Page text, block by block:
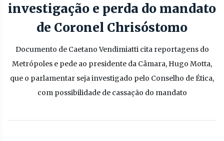
investigação e perda do mandato
de Coronel Chrisóstomo
Documento de Caetano Vendimiatti cita reportagens do
Metrópoles e pede ao presidente da Câmara, Hugo Motta,
que o parlamentar seja investigado pelo Conselho de Ética,
com possibilidade de cassação do mandato